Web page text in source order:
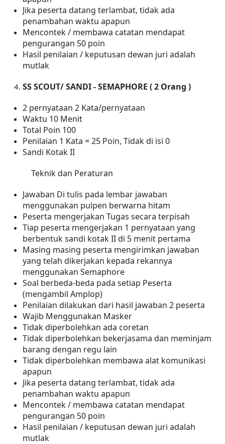
Jika peserta datang terlambat, tidak ada
penambahan waktu apapun
Mencontek / membawa catatan mendapat
pengurangan 50 poin
Hasil penilaian / keputusan dewan juri adalah
mutlak
SS SCOUT/ SANDI - SEMAPHORE ( 2 Orang )
2 pernyataan 2 Kata/pernyataan
Waktu 10 Menit
Total Poin 100
Penilaian 1 Kata =25 Poin, Tidak di isi 0
Sandi Kotak II
Teknik dan Peraturan
Jawaban Di tulis pada lembar jawaban
menggunakan pulpen berwarna hitam
Peserta mengerjakan Tugas secara terpisah
Tiap peserta mengerjakan 1 pernyataan yang
berbentuk sandi kotak II di 5 menit pertama
Masing masing peserta mengirimkan jawaban
yang telah dikerjakan kepada rekannya
menggunakan Semaphore
Soal berbeda-beda pada setiap Peserta
(mengambil Amplop)
Penilaian dilakukan dari hasil jawaban 2 peserta
Wajib Menggunakan Masker
Tidak diperbolehkan ada coretan
Tidak diperbolehkan bekerjasama dan meminjam
barang dengan regu lain
Tidak diperbolehkan membawa alat komunikasi
apapun
Jika peserta datang terlambat, tidak ada
penambahan waktu apapun
Mencontek / membawa catatan mendapat
pengurangan 50 poin
Hasil penilaian / keputusan dewan juri adalah
mutlak